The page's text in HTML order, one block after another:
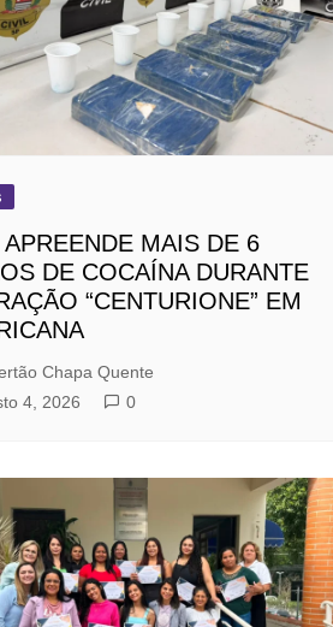
APREENDE MAIS DE 6
DE COCAÍNA DURANTE
“CENTURIONE” EM
Chapa Quente
4, 2026
0